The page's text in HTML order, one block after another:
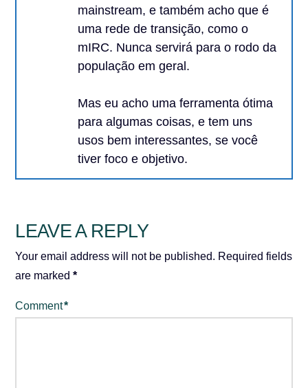
mainstream, e também acho que é
uma rede de transição, como o
mIRC. Nunca servirá para o rodo da
população em geral.
Mas eu acho uma ferramenta ótima
para algumas coisas, e tem uns
usos bem interessantes, se você
tiver foco e objetivo.
LEAVE A REPLY
Your email address will not be published. Required fields
are marked*
Comment*